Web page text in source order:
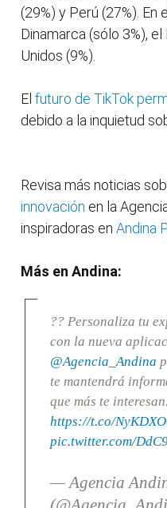
(29%) y Perú (27%).
Dinamarca (sólo 3%),
Unidos (9%).
El futuro de TikTok
debido a la inquietud
Revisa más noticias
innovación en la
inspiradoras en Andina
Más en Andina:
?? Personaliza tu
con la nueva
@Agencia_Andina
te mantendrá
que más te interesan.
https://t.co/
pic.twitter.com/
— Agencia